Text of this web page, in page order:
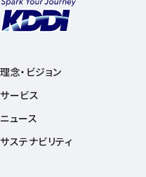
理念・ビジョン
サービス
ニュース
サステナビリティ